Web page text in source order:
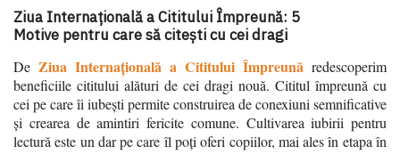
Ziua Internațională a Cititului Împreună: 5
Motive pentru care să citești cu cei dragi
De Ziua Internațională a Cititului Împreună redescoperim
beneficiile cititului alături de cei dragi nouă. Cititul împreună cu
cei pe care îi iubești permite construirea de conexiuni semnificative
și crearea de amintiri fericite comune. Cultivarea iubirii pentru
lectură este un dar pe care îl poți oferi copiilor, mai ales în etapa în